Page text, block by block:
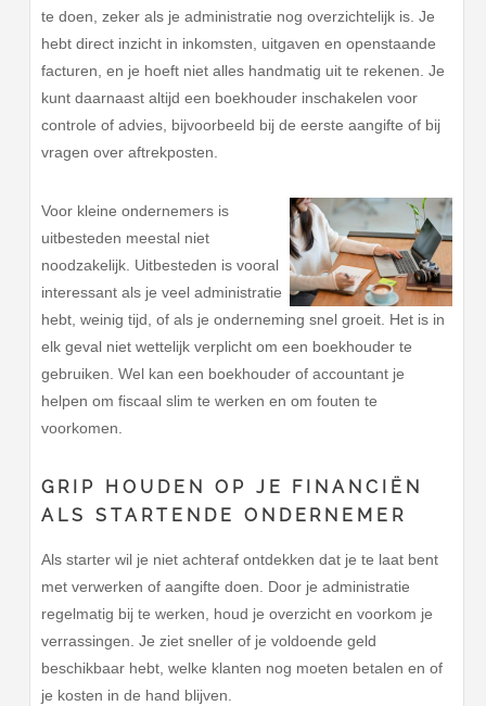
te doen, zeker als je administratie nog overzichtelijk is. Je
hebt direct inzicht in inkomsten, uitgaven en openstaande
facturen, en je hoeft niet alles handmatig uit te rekenen. Je
kunt daarnaast altijd een boekhouder inschakelen voor
controle of advies, bijvoorbeeld bij de eerste aangifte of bij
vragen over aftrekposten.
Voor kleine ondernemers is
uitbesteden meestal niet
noodzakelijk. Uitbesteden is vooral
interessant als je veel administratie
hebt, weinig tijd, of als je onderneming snel groeit. Het is in
elk geval niet wettelijk verplicht om een boekhouder te
gebruiken. Wel kan een boekhouder of accountant je
helpen om fiscaal slim te werken en om fouten te
voorkomen.
GRIP HOUDEN OP JE FINANCIËN
ALS STARTENDE ONDERNEMER
Als starter wil je niet achteraf ontdekken dat je te laat bent
met verwerken of aangifte doen. Door je administratie
regelmatig bij te werken, houd je overzicht en voorkom je
verrassingen. Je ziet sneller of je voldoende geld
beschikbaar hebt, welke klanten nog moeten betalen en of
je kosten in de hand blijven.